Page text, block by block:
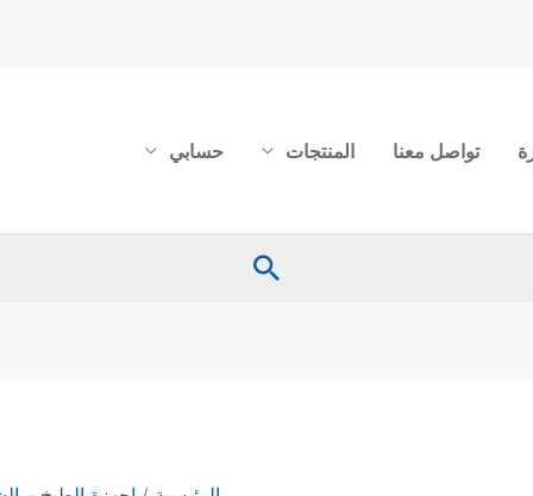
تواصل معنا المنتجات حسابي
البحث
مع